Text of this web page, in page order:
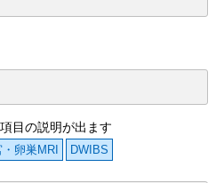
目の説明が出ます
卵巣MRI DWIBS